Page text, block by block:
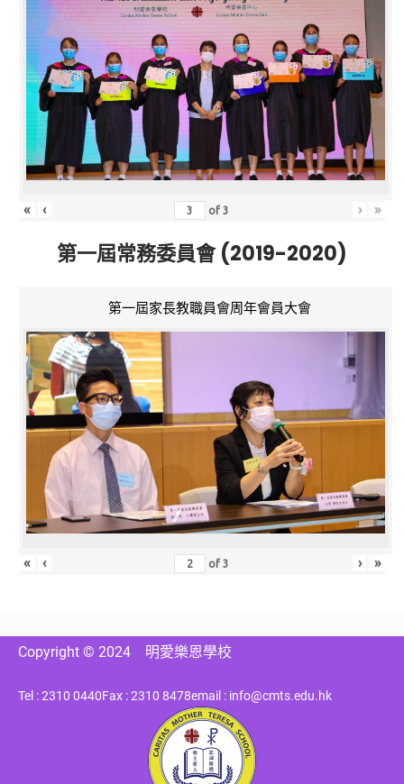
« ‹ of3 › »
第一屆常務委員會 (2019-2020)
第一屆家長教職員會周年會員大會
« ‹ of3 › »
Copyright © 2024 明愛樂恩學校
Tel : 2310 0440Fax : 2310 8478email : info@cmts.edu.hk